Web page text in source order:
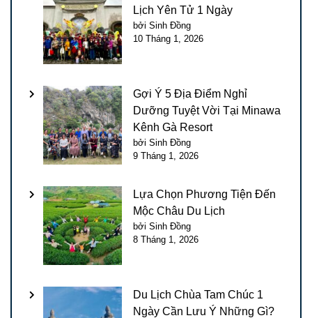
Lịch Yên Tử 1 Ngày
bởi Sinh Đồng
10 Tháng 1, 2026
Gợi Ý 5 Địa Điểm Nghỉ
Dưỡng Tuyệt Vời Tại Minawa
Kênh Gà Resort
bởi Sinh Đồng
9 Tháng 1, 2026
Lựa Chọn Phương Tiện Đến
Mộc Châu Du Lịch
bởi Sinh Đồng
8 Tháng 1, 2026
Du Lịch Chùa Tam Chúc 1
Ngày Cần Lưu Ý Những Gì?